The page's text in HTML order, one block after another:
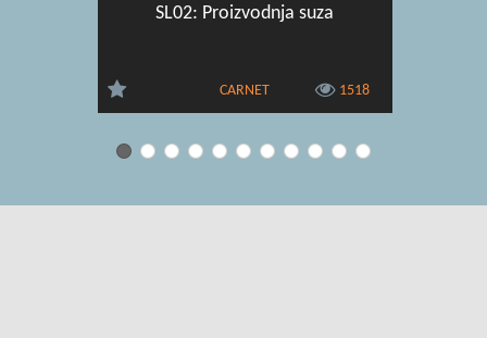
SL02: Proizvodnja suza
CARNET 1518